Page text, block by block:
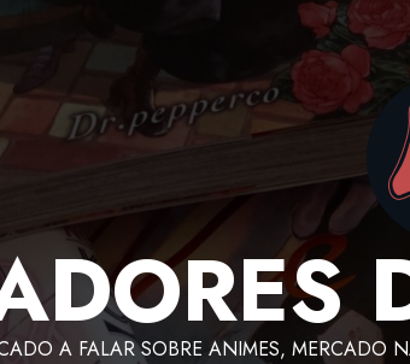
A FALAR SOBRE ANIMES, MERCADO